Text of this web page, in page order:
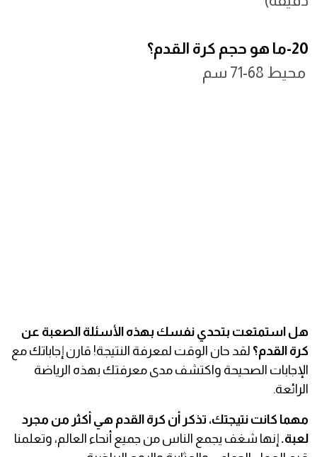
20-ما هو حجم كرة القدم؟
محيط 68-71 سم
هل استمتعت بتحدي نفسك بهذه الأسئلة الصعبة عن
كرة القدم؟ لقد حان الوقت لمعرفة النتيجة! قارن إجاباتك مع
الإجابات الصحيحة واكتشف مدى معرفتك بهذه الرياضة
الرائعة.
مهما كانت نتيجتك، تذكر أن كرة القدم هي أكثر من مجرد
لعبة. إنها شغف يجمع الناس من جميع أنحاء العالم، وتعلمنا